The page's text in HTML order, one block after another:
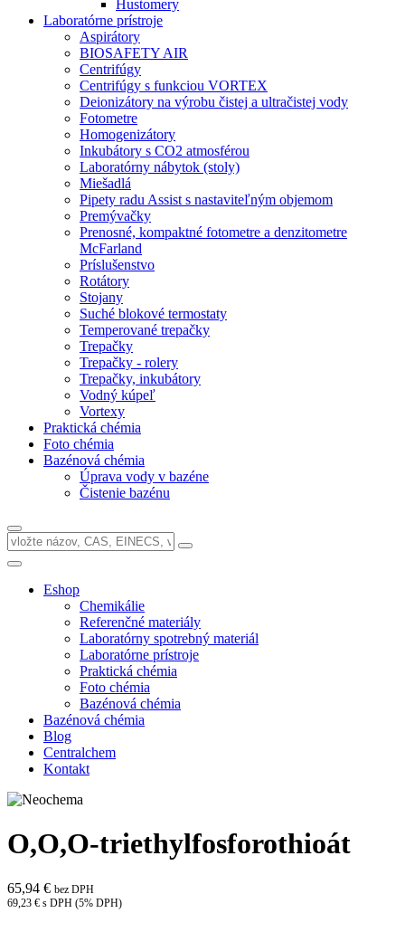
Hustomery
Laboratórne prístroje
Aspirátory
BIOSAFETY AIR
Centrifúgy
Centrifúgy s funkciou VORTEX
Deionizátory na výrobu čistej a ultračistej vody
Fotometre
Homogenizátory
Inkubátory s CO2 atmosférou
Laboratórny nábytok (stoly)
Miešadlá
Pipety radu Assist s nastaviteľným objemom
Premývačky
Prenosné, kompaktné fotometre a denzitometre
McFarland
Príslušenstvo
Rotátory
Stojany
Suché blokové termostaty
Temperované trepačky
Trepačky
Trepačky - rolery
Trepačky, inkubátory
Vodný kúpeľ
Vortexy
Praktická chémia
Foto chémia
Bazénová chémia
Úprava vody v bazéne
Čistenie bazénu
Eshop
Chemikálie
Referenčné materiály
Laboratórny spotrebný materiál
Laboratórne prístroje
Praktická chémia
Foto chémia
Bazénová chémia
Bazénová chémia
Blog
Centralchem
Kontakt
O,O,O-triethylfosforothioát
65,94 € bez DPH
69,23 € s DPH (5% DPH)